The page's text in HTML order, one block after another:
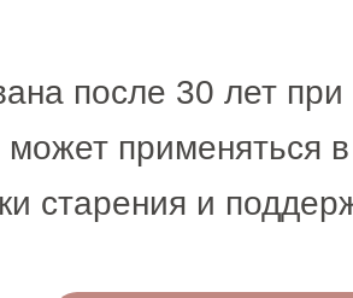
после 30 лет
применяться
старения и